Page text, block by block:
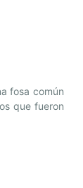
fosa común
que fueron